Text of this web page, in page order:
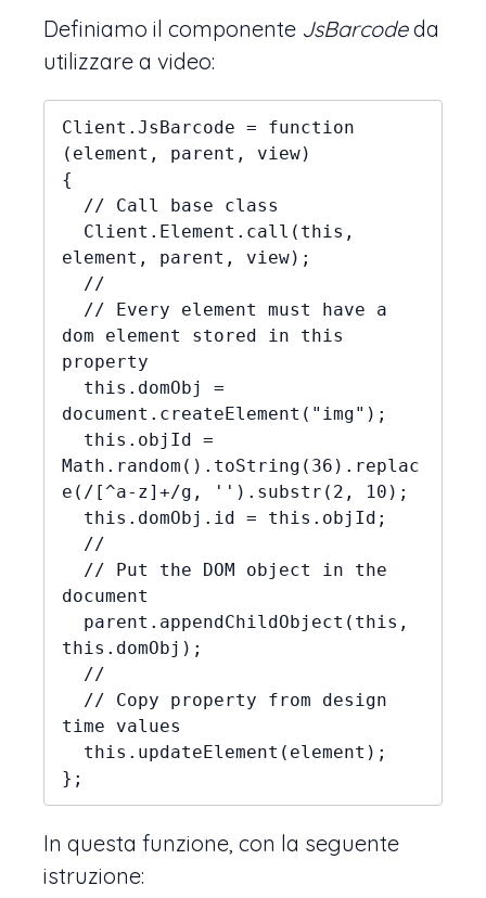
Definiamo il componente JsBarcodeda
utilizzare a video:
Client.JsBarcode = function
(element, parent, view)
{
// Call base class
Client.Element.call(this,
element, parent, view);
//
// Every element must have a
dom element stored in this
property
this.domObj =
document.createElement("img");
this.objId =
Math.random().toString(36).replac
e(/[^a-z]+/g, '').substr(2, 10);
this.domObj.id = this.objId;
//
// Put the DOM object in the
document
parent.appendChildObject(this,
this.domObj);
//
// Copy property from design
time values
this.updateElement(element);
};
In questa funzione, con la seguente
istruzione: